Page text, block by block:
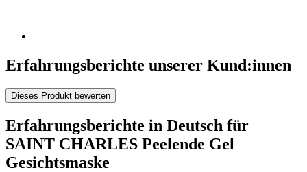
Erfahrungsberichte unserer Kund:innen
Dieses Produkt bewerten
Erfahrungsberichte in Deutsch für
SAINT CHARLES Peelende Gel
Gesichtsmaske